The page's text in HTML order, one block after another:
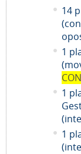
14
1
1
1